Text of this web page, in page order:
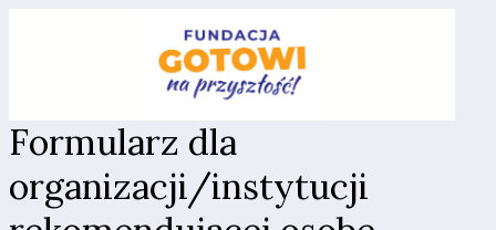
Formularz dla
organizacji/instytucji